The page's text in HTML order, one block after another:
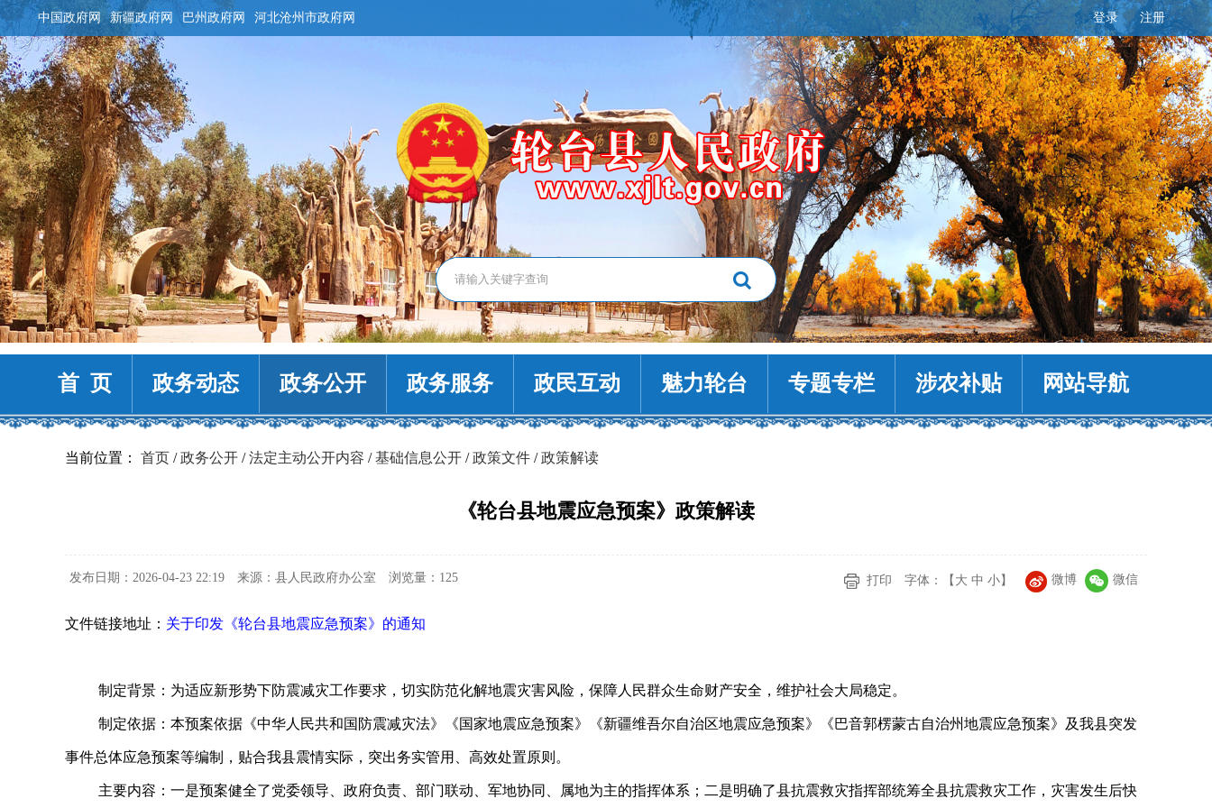
中国政府网 新疆政府网 巴州政府网 河北沧州市政府网 登录 注册
首 页 政务动态 政务公开 政务服务 政民互动 魅力轮台 专题专栏 涉农补贴 网站导航
当前位置： 首页 /政务公开 /法定主动公开内容 /基础信息公开 /政策文件 /政策解读
《轮台县地震应急预案》政策解读
发布日期：2026-04-23 22:19 来源：县人民政府办公室 浏览量： 125 打印 字体：【 大 中 小】 微博 微信
文件链接地址： 关于印发《轮台县地震应急预案》的通知
制定背景：为适应新形势下防震减灾工作要求，切实防范化解地震灾害风险，保障人民群众生命财产安全，维护社会大局稳定。
制定依据：本预案依据《中华人民共和国防震减灾法》《国家地震应急预案》《新疆维吾尔自治区地震应急预案》《巴音郭楞蒙古自治州地震应急预案》及我县突发
事件总体应急预案等编制，贴合我县震情实际，突出务实管用、高效处置原则。
主要内容：一是预案健全了党委领导、政府负责、部门联动、军地协同、属地为主的指挥体系；二是明确了县抗震救灾指挥部统筹全县抗震救灾工作，灾害发生后快